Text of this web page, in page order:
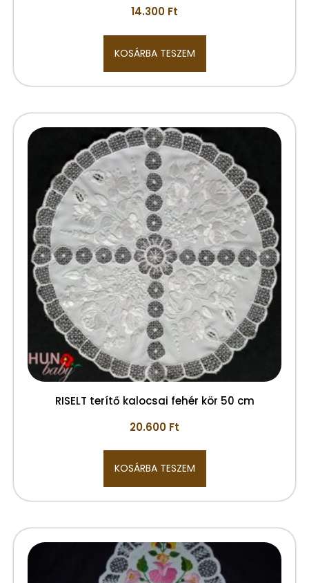
14.300 Ft
KOSÁRBA TESZEM
RISELT terítő kalocsai fehér kör 50 cm
20.600 Ft
KOSÁRBA TESZEM